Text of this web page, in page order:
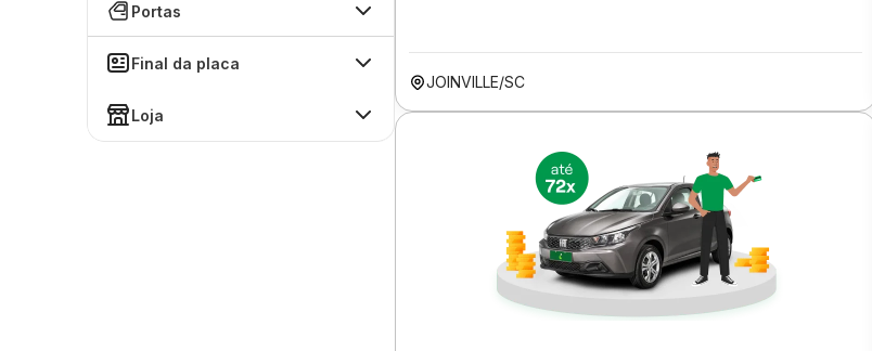
Portas
Final da placa
Loja
JOINVILLE/SC